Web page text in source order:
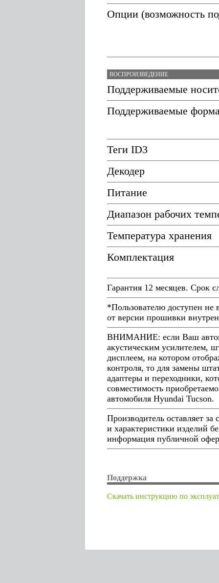
Опции (возможность
ВОСПРОИЗВЕДЕНИЕ
Поддерживаемые
Поддерживаемые
Теги ID3
Декодер
Питание
Диапазон рабочих
Температура хранения
Комплектация
Гарантия 12 месяцев. Срок
*Пользователю доступен не
от версии прошивки
ВНИМАНИЕ: если Ваш
акустическим усилителем,
дисплеем, на котором
контроля, то для замены
адаптеры и переходники,
совместимость
автомобиля Hyundai Tucson.
Производитель оставляет
и характеристики изделий
информация публичной
Поддержка
Cкачать инструкцию по